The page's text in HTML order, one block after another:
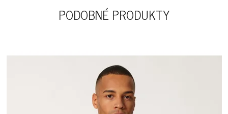
PODOBNÉ PRODUKTY